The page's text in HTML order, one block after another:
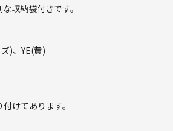
収納袋付きです。
)、YE(黄)
けてあります。